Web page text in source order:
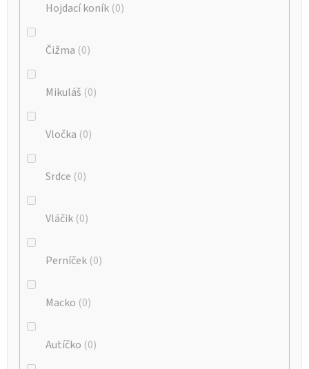
Hojdací koník 0
Čižma 0
Mikuláš 0
Vločka 0
Srdce 0
Vláčik 0
Perníček 0
Macko 0
Autíčko 0